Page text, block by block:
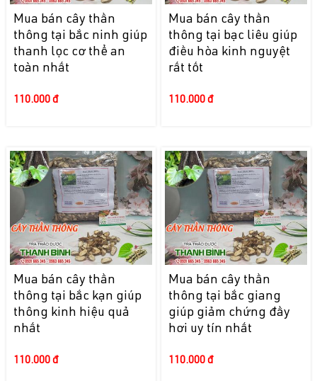
Mua bán cây thần
thông tại bắc ninh giúp
thanh lọc cơ thể an
toàn nhất
110.000 đ
Mua bán cây thần
thông tại bạc liêu giúp
điều hòa kinh nguyệt
rất tốt
110.000 đ
Mua bán cây thần
thông tại bắc kạn giúp
thông kinh hiệu quả
nhất
110.000 đ
Mua bán cây thần
thông tại bắc giang
giúp giảm chứng đầy
hơi uy tín nhất
110.000 đ